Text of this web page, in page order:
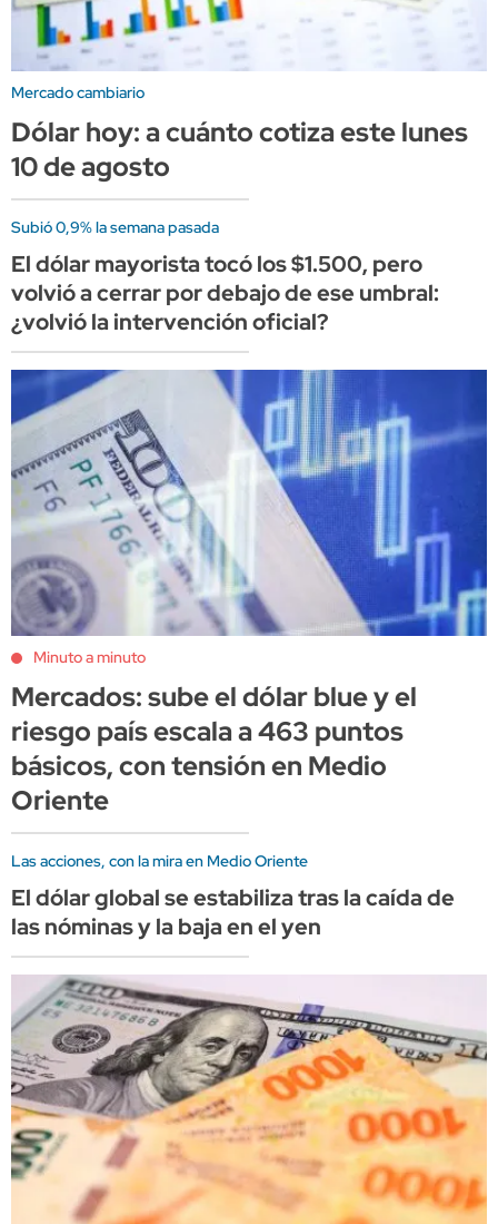
Mercado cambiario
Dólar hoy: a cuánto cotiza este lunes
10 de agosto
Subió 0,9% la semana pasada
El dólar mayorista tocó los $1.500, pero
volvió a cerrar por debajo de ese umbral:
¿volvió la intervención oficial?
Minuto a minuto
Mercados: sube el dólar blue y el
riesgo país escala a 463 puntos
básicos, con tensión en Medio
Oriente
Las acciones, con la mira en Medio Oriente
El dólar global se estabiliza tras la caída de
las nóminas y la baja en el yen